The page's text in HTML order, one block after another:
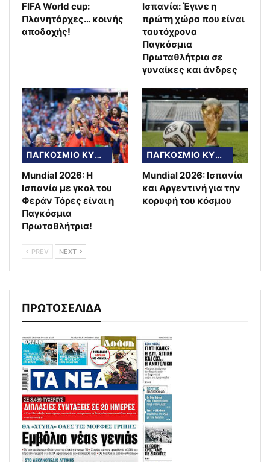
FIFA World cup:
Πλανητάρχες… κοινής
αποδοχής!
Ισπανία: Έγινε η
πρώτη χώρα που είναι
ταυτόχρονα
Παγκόσμια
Πρωταθλήτρια σε
γυναίκες και άνδρες
ΠΑΓΚΟΣΜΙΟ ΚΥΠΕΛΛΟ
Mundial 2026: Η
Ισπανία με γκολ του
Φεράν Τόρες είναι η
Παγκόσμια
Πρωταθλήτρια!
ΠΑΓΚΟΣΜΙΟ ΚΥΠΕΛΛΟ
Mundial 2026: Ισπανία
και Αργεντινή για την
κορυφή του κόσμου
PREV NEXT
ΠΡΩΤΟΣΕΛΙΔΑ